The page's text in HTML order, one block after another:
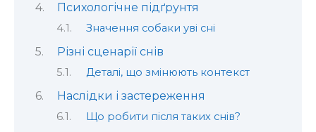
Психологічне підґрунтя
Значення собаки уві сні
Різні сценарії снів
Деталі, що змінюють контекст
Наслідки і застереження
Що робити після таких снів?